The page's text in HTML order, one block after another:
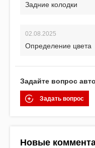
Задние колодки
02.08.2025
Определение цвета
Задайте вопрос
Задать вопрос
Новые